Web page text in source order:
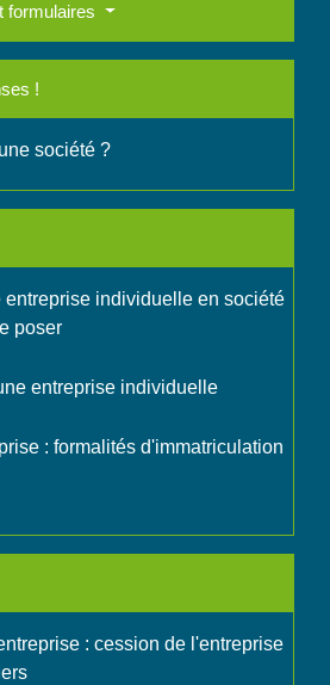
formulaires
!
société ?
entreprise individuelle en société
poser
entreprise individuelle
: formalités d'immatriculation
: cession de l'entreprise